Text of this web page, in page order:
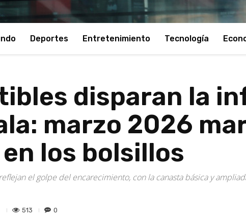
Deportes Entretenimiento Tecnología
disparan la
marzo 2026
los bolsillos
el golpe del encarecimiento, con la canasta básica y
513 0